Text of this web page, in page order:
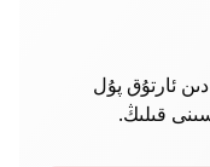
ئىنتايىن تۆۋەن باھا پەرقى بىلەن 100 دىن ئارتۇق پۇل